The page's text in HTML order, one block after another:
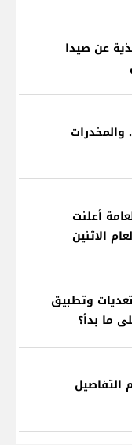
عن صيدا
أعلنت
الاثنين
وتطبيق
ما بدأ؟
التفاصيل